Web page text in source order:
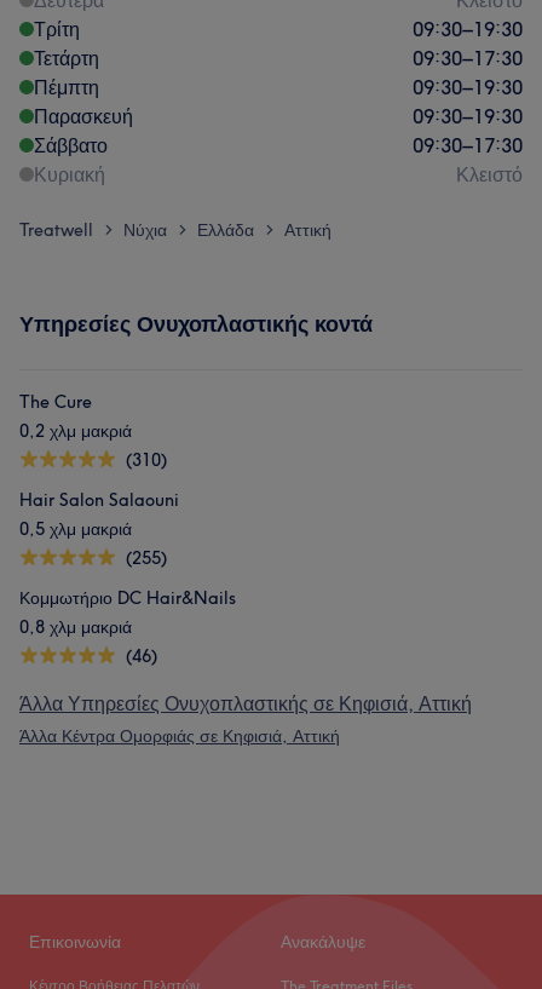
Τρίτη
09:30–19:30
Τετάρτη
09:30–17:30
Πέμπτη
09:30–19:30
Παρασκευή
09:30–19:30
Σάββατο
09:30–17:30
Κυριακή
Κλειστό
Treatwell > Νύχια > Ελλάδα > Αττική
Υπηρεσίες Ονυχοπλαστικής κοντά
The Cure
0,2 χλμ μακριά
(310)
Hair Salon Salaouni
0,5 χλμ μακριά
(255)
Κομμωτήριο DC Hair&Nails
0,8 χλμ μακριά
(46)
Άλλα Υπηρεσίες Ονυχοπλαστικής σε Κηφισιά, Αττική
Άλλα Κέντρα Ομορφιάς σε Κηφισιά, Αττική
Επικοινωνία Ανακάλυψε